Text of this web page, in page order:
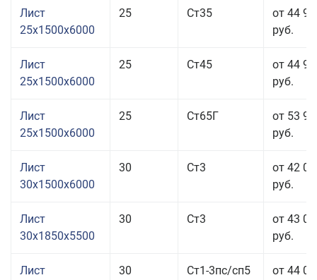
Лист
25x1500x6000
25 Ст35
от 44
руб.
Лист
25x1500x6000
25 Ст45
от 44
руб.
Лист
25x1500x6000
25 Ст65Г
от 53
руб.
Лист
30x1500x6000
30 Ст3
от 42
руб.
Лист
30x1850x5500
30 Ст3
от 43
руб.
Лист
30 Ст1-3пс/сп5
от 44